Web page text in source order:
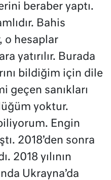
beraber yaptı.
Bahis
o hesaplar
yatırılır. Burada
bildiğim için dile
geçen sanıkları
yoktur.
Engin
2018’den sonra
2018 yılının
Ukrayna’da